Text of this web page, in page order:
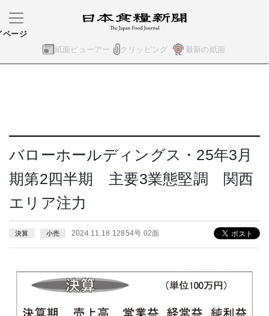
紙面ビューアー クリッピング 最新の紙面
ページ
バローホールディングス・25年3月
期第2四半期 主要3業態堅調 関西
エリア注力
決算 小売 2024.11.18 12854号 02面